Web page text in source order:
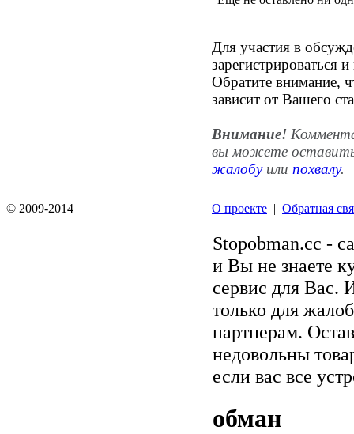
Для участия в
зарегистрироваться
Обратите внимание,
зависит от Вашего
Внимание!
вы можете
жалобуили похвалу.
© 2009-2014 О проекте | Обратная
Stopobman.cc -
и Вы не знаете
сервис для Вас.
только для
партнерам.
недовольны
если вас все
обман